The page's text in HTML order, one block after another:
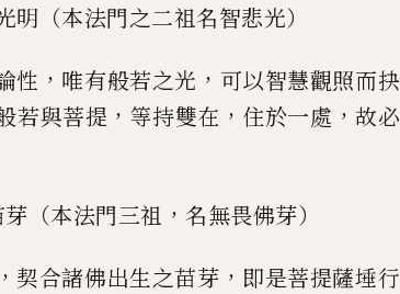
明（本法門之二祖名智悲光）
性 ， 唯有般若之光 ， 可以智慧觀照而抉
若與菩提 ， 等持雙在 ， 住於一處 ，故必
（本法門三祖 ， 名無畏佛芽）
， 契合諸佛出生之苗芽 ， 即是菩提薩埵行